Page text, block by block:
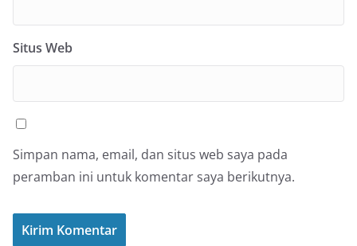
Situs Web
Simpan nama, email, dan situs web saya pada
peramban ini untuk komentar saya berikutnya.